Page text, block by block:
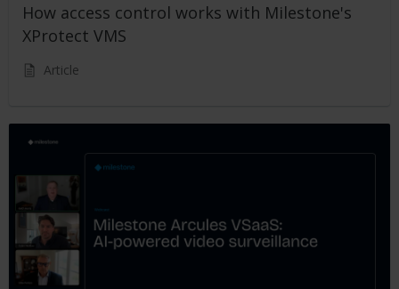
How access control works with Milestone's
XProtect VMS
Article